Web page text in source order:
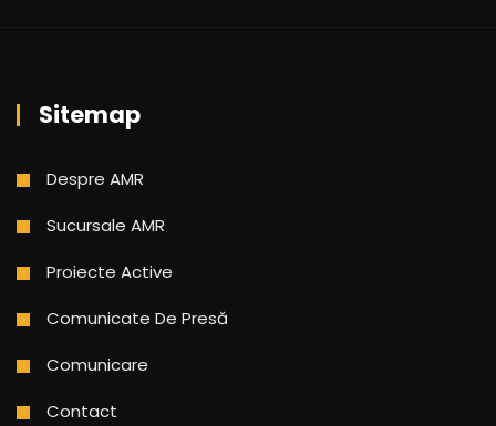
Sitemap
Despre AMR
Sucursale AMR
Proiecte Active
Comunicate De Presă
Comunicare
Contact